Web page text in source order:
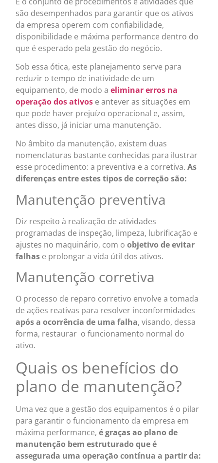
são desempenhados para garantir que os ativos
da empresa operem com confiabilidade,
disponibilidade e máxima performance dentro do
que é esperado pela gestão do negócio.
Sob essa ótica, este planejamento serve para
reduzir o tempo de inatividade de um
equipamento, de modo aeliminar erros na
operação dos ativos e antever as situações em
que pode haver prejuízo operacional e, assim,
antes disso, já iniciar uma manutenção.
No âmbito da manutenção, existem duas
nomenclaturas bastante conhecidas para ilustrar
esse procedimento: a preventiva e a corretiva.As
diferenças entre estes tipos de correção são:
Manutenção preventiva
Diz respeito à realização de atividades
programadas de inspeção, limpeza, lubrificação e
ajustes no maquinário, com oobjetivo de evitar
falhas e prolongar a vida útil dos ativos.
Manutenção corretiva
O processo de reparo corretivo envolve a tomada
de ações reativas para resolver inconformidades
após a ocorrência de uma falha, visando, dessa
forma, restaurar o funcionamento normal do
ativo.
Quais os benefícios do
plano de manutenção?
Uma vez que a gestão dos equipamentos é o pilar
para garantir o funcionamento da empresa em
máxima performance,é graças ao plano de
manutenção bem estruturado que é
assegurada uma operação contínua a partir da: